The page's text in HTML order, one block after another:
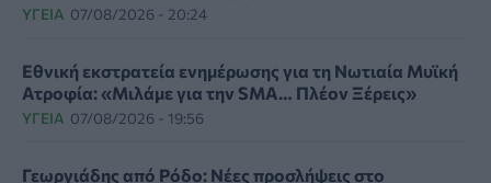
ΥΓΕΊΑ 07/08/2026 - 20:24
Εθνική εκστρατεία ενημέρωσης για τη Νωτιαία Μυϊκή
Ατροφία: «Μιλάμε για την SMA… Πλέον Ξέρεις»
ΥΓΕΊΑ 07/08/2026 - 19:56
Γεωργιάδης από Ρόδο: Νέες προσλήψεις στο